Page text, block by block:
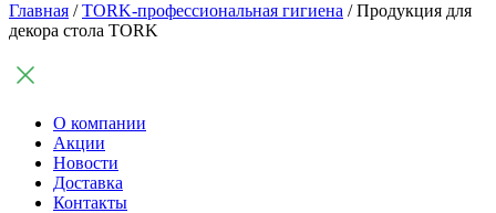
Главная /TORK-профессиональная гигиена /Продукция для
декора стола TORK
О компании
Акции
Новости
Доставка
Контакты